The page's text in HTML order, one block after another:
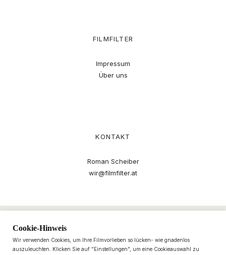
FILMFILTER
Impressum
Über uns
KONTAKT
Roman Scheiber
wir@filmfilter.at
Cookie-Hinweis
Wir verwenden Cookies, um Ihre Filmvorlieben so lücken- wie gnadenlos
auszuleuchten. Klicken Sie auf "Einstellungen", um eine Cookieauswahl zu